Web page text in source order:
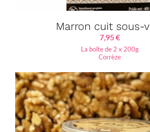
Marron cuit sous-
7,95€
La boîte de 2 x 200g
Corrèze